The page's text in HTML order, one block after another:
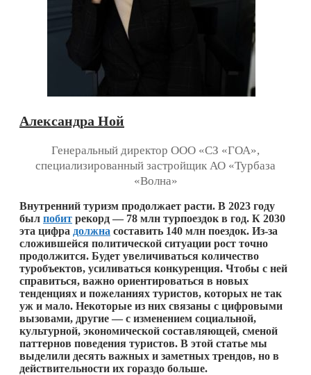
Александра Ной
Генеральный директор ООО «СЗ «ГОА»,
специализированный застройщик АО «Турбаза
«Волна»
Внутренний туризм продолжает расти. В 2023 году
был побит рекорд — 78 млн турпоездок в год. К 2030
эта цифра должна составить 140 млн поездок. Из-за
сложившейся политической ситуации рост точно
продолжится. Будет увеличиваться количество
туробъектов, усиливаться конкуренция. Чтобы с ней
справиться, важно ориентироваться в новых
тенденциях и пожеланиях туристов, которых не так
уж и мало. Некоторые из них связаны с цифровыми
вызовами, другие — с изменением социальной,
культурной, экономической составляющей, сменой
паттернов поведения туристов. В этой статье мы
выделили десять важных и заметных трендов, но в
действительности их гораздо больше.